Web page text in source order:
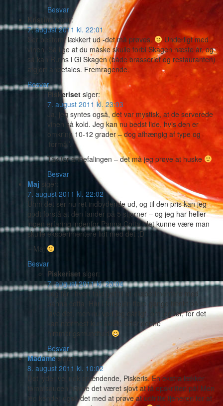
Besvar
Kristine siger:
7. august 2011 kl. 22:01
Ser bestemt lækkert ud -det må prøves.
Underligt med
vinen. Så lige at du måske skulle forbi Skagen næste år, og
så kan Ruths i Gl Skagen (både brasseriet og restauranten)
afgjort anbefales. Fremragende.
Besvar
Piskeriset siger:
7. august 2011 kl. 23:03
Ja, jeg syntes også, det var mystisk, at de serverede
vinen så kold. Jeg kan nu bedst lide, hvis den er
omkring 10-12 grader – dog afhængig af type og
‘formål’.
Tak for anbefalingen – det må jeg prøve at huske
Besvar
Maj siger:
7. august 2011 kl. 22:02
Uhm det ser nu ret indbydende ud, og til den pris kan jeg
godt forstå at den lander på 5 stjerner – og jeg har heller
ingen erfaring indenfor Panna Cotta, det kunne være man
skulle eksperimentere lidt med det ;D
– Maj
Besvar
Piskeriset siger:
7. august 2011 kl. 23:04
Jeg får i hvert fald lyst til at eksperimentere med
panna cotta. Har i forvejen flere gange tænkt på at
lave det, men nu ved jeg dårligt, om jeg tør, for det
kan nærmest kun skuffe efter denne
himmerigsmundfuld
Besvar
Madame siger:
8. august 2011 kl. 10:02
Det lyder vel nok spændende, Piskeris. En ekstra lækker
tomatsaucen havde det været sjovt at få opskriften på! Men
jeg kender også det med at prøve at udfritte tjeneren for at